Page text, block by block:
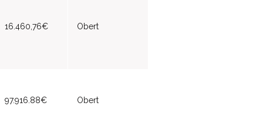
16.460,76€ Obert
97.916.88€ Obert